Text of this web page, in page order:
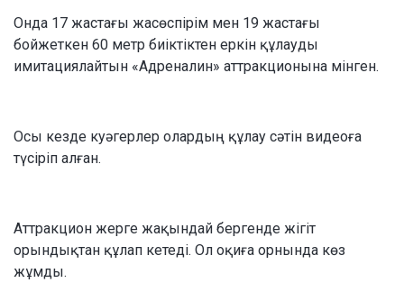
Онда 17 жастағы жасөспірім мен 19 жастағы
бойжеткен 60 метр биіктіктен еркін құлауды
имитациялайтын «Адреналин» аттракционына мінген.
Осы кезде куәгерлер олардың құлау сәтін видеоға
түсіріп алған.
Аттракцион жерге жақындай бергенде жігіт
орындықтан құлап кетеді. Ол оқиға орнында көз
жұмды.